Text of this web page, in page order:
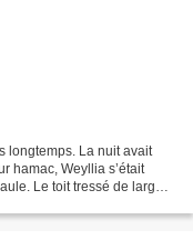
longtemps. La nuit avait
hamac, Weyllia s’était
Le toit tressé de larges